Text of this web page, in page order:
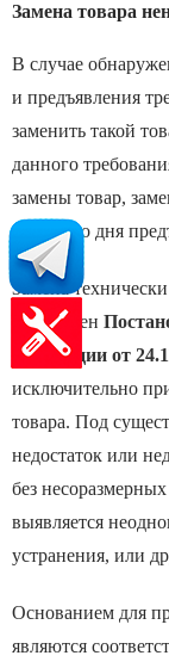
Замена товара
В случае
и предъявления
заменить такой
данного
замены товар,
месяца со дня
Замена
утвержден
Федерации от
исключительно
товара. Под
недостаток или
без
выявляется
устранения, или
Основанием для
являются